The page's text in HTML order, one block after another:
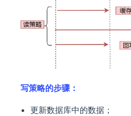
写策略的步骤：
更新数据库中的数据；